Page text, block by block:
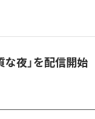
な夜」を配信開始